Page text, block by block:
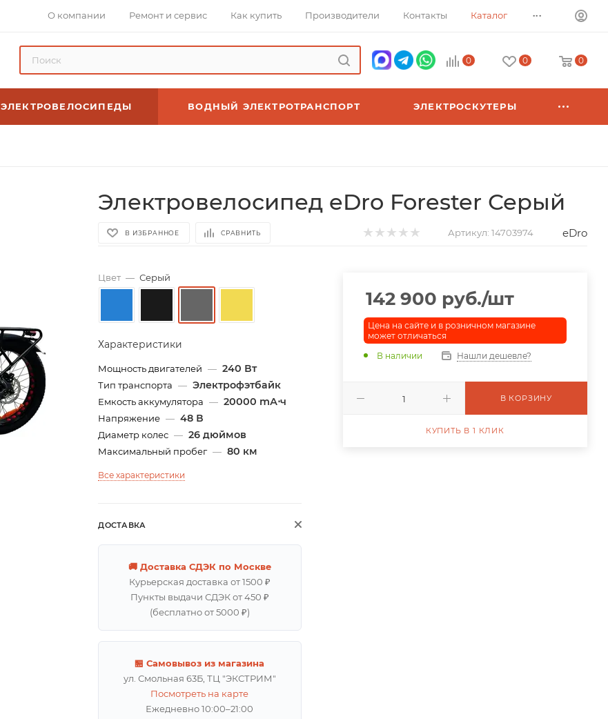
О компании Ремонт и сервис Как купить Производители Контакты Каталог ...
0 0 0
ЭЛЕКТРОВЕЛОСИПЕДЫ ВОДНЫЙ ЭЛЕКТРОТРАНСПОРТ ЭЛЕКТРОСКУТЕРЫ
Электровелосипед eDro Forester Серый
В ИЗБРАННОЕ СРАВНИТЬ Артикул: 14703974 eDro
Цвет — Серый
Характеристики
Мощность двигателей — 240 Вт
Тип транспорта — Электрофэтбайк
Емкость аккумулятора — 20000 mА⋅ч
Напряжение — 48 В
Диаметр колес — 26 дюймов
Максимальный пробег — 80 км
Все характеристики
ДОСТАВКА
🚚 Доставка СДЭК по Москве
Курьерская доставка от 1500 ₽
Пункты выдачи СДЭК от 450 ₽
(бесплатно от 5000 ₽)
🏪 Самовывоз из магазина
ул. Смольная 63Б, ТЦ "ЭКСТРИМ"
Посмотреть на карте
Ежедневно 10:00–21:00
142 900 руб./шт
Цена на сайте и в розничном магазине
может отличаться
В наличии
Нашли дешевле?
В КОРЗИНУ
КУПИТЬ В 1 КЛИК